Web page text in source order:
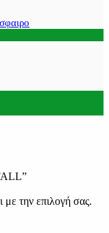
με την επιλογή σας.